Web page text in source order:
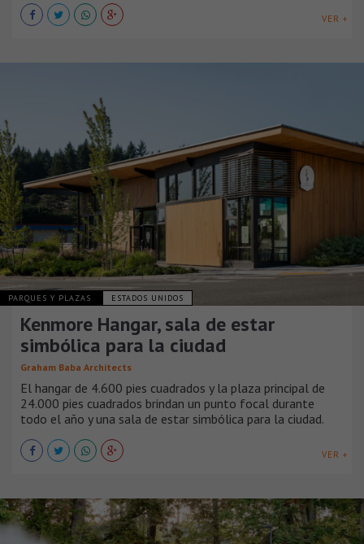
VER +
PARQUES Y PLAZAS ESTADOS UNIDOS
Kenmore Hangar, sala de estar
simbólica para la ciudad
Graham Baba Architects
El hangar de 4.600 pies cuadrados y la plaza principal de
24.000 pies cuadrados brindan un punto focal durante
todo el año y una sala de estar simbólica para la ciudad.
VER +